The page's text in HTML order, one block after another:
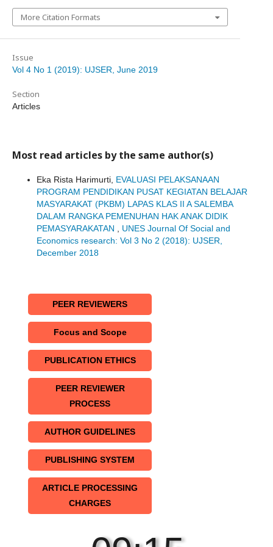
More Citation Formats
Issue
Vol 4 No 1 (2019): UJSER, June 2019
Section
Articles
Most read articles by the same author(s)
Eka Rista Harimurti, EVALUASI PELAKSANAAN
PROGRAM PENDIDIKAN PUSAT KEGIATAN BELAJAR
MASYARAKAT (PKBM) LAPAS KLAS II A SALEMBA
DALAM RANGKA PEMENUHAN HAK ANAK DIDIK
PEMASYARAKATAN
UNES Journal Of Social and
Economics research: Vol 3 No 2 (2018): UJSER,
December 2018
PEER REVIEWERS
Focus and Scope
PUBLICATION ETHICS
PEER REVIEWER
PROCESS
AUTHOR GUIDELINES
PUBLISHING SYSTEM
ARTICLE PROCESSING
CHARGES